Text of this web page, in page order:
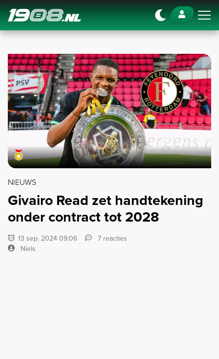
Navigation
NIEUWS
Givairo Read zet handtekening
onder contract tot 2028
13 sep. 2024 09:06
7 reacties
Niels